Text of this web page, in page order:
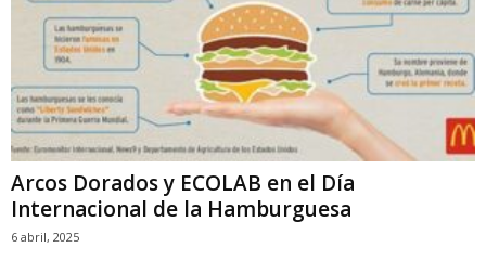
Arcos Dorados y ECOLAB en el Día
Internacional de la Hamburguesa
6 abril, 2025